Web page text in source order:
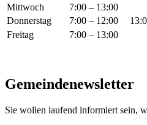
Mittwoch
7:00 – 13:00
Donnerstag
7:00 – 12:00
Freitag
7:00 – 13:00
Gemeindenewsletter
Sie wollen laufend informiert sein,